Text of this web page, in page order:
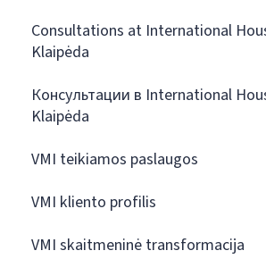
Consultations at International
Klaipėda
Консультации в International
Klaipėda
VMI teikiamos paslaugos
VMI kliento profilis
VMI skaitmeninė transformacija